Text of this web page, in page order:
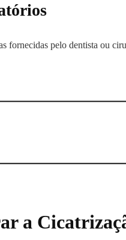
fornecidas pelo dentista ou
a